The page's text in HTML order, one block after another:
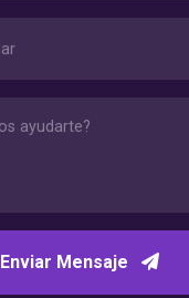
Enviar Mensaje